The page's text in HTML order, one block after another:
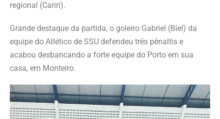
regional (Cariri).
Grande destaque da partida, o goleiro Gabriel (Biel) da
equipe do Atlético de SSU defendeu três pênaltis e
acabou desbancando a forte equipe do Porto em sua
casa, em Monteiro.